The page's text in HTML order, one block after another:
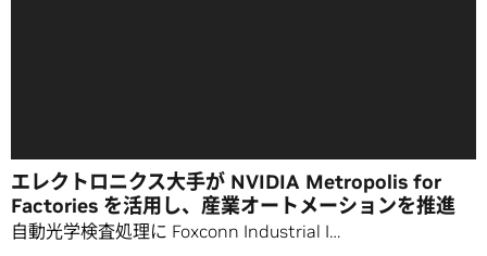
エレクトロニクス大手が NVIDIA Metropolis for
Factories を活用し、産業オートメーションを推進
自動光学検査処理に Foxconn Industrial I…